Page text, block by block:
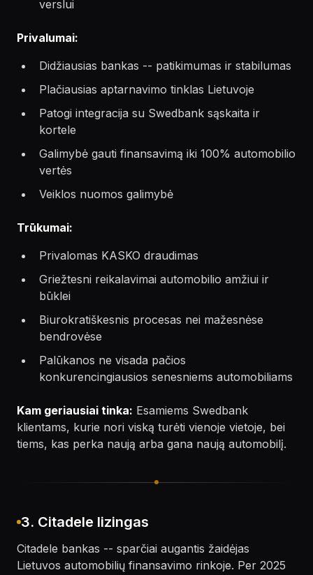
verslui
Privalumai:
Didžiausias bankas -- patikimumas ir stabilumas
Plačiausias aptarnavimo tinklas Lietuvoje
Patogi integracija su Swedbank sąskaita ir
kortele
Galimybė gauti finansavimą iki 100% automobilio
vertės
Veiklos nuomos galimybė
Trūkumai:
Privalomas KASKO draudimas
Griežtesni reikalavimai automobilio amžiui ir
būklei
Biurokratiškesnis procesas nei mažesnėse
bendrovėse
Palūkanos ne visada pačios
konkurencingiausios senesniems automobiliams
Kam geriausiai tinka: Esamiems Swedbank
klientams, kurie nori viską turėti vienoje vietoje, bei
tiems, kas perka naują arba gana naują automobilį.
3. Citadele lizingas
Citadele bankas -- sparčiai augantis žaidėjas
Lietuvos automobilių finansavimo rinkoje. Per 2025